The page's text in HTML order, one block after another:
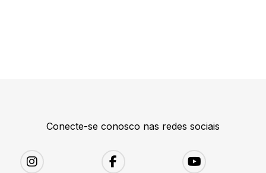
Conecte-se conosco nas redes sociais